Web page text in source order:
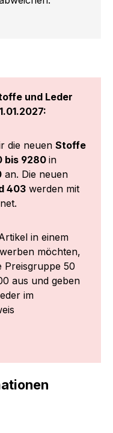
und Leder
die neuen Stoffe
bis 9280 in
an. Die neuen
403 werden mit
in einem
möchten,
Preisgruppe 50
aus und geben
im